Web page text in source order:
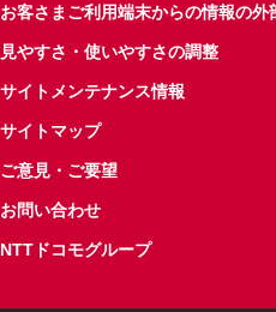
お客さまご利用端末からの情報の外
見やすさ・使いやすさの調整
サイトメンテナンス情報
サイトマップ
ご意見・ご要望
お問い合わせ
NTTドコモグループ